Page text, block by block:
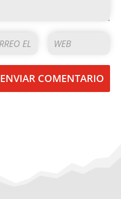
ENVIAR COMENTARIO